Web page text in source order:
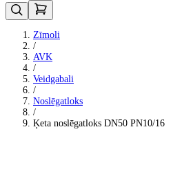
Zīmoli
/
AVK
/
Veidgabali
/
Noslēgatloks
/
Ķeta noslēgatloks DN50 PN10/16